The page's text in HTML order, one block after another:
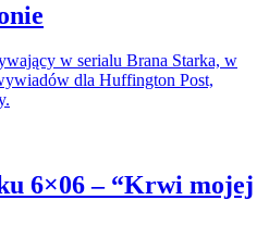
w serialu Brana Starka, w
dla Huffington Post,
6×06 – “Krwi mojej